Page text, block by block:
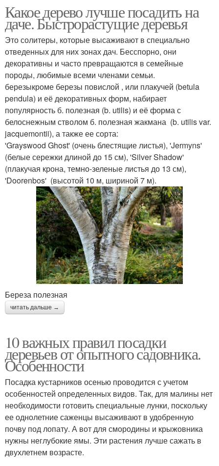
Какое дерево лучше посадить на
даче. Быстрорастущие деревья
Это солитеры, которые высаживают в специально
отведенных для них зонах дач. Бесспорно, они
декоративны и часто превращаются в семейные
породы, любимые всеми членами семьи.
березыкроме березы повислой , или плакучей (betula
pendula) и её декоративных форм, набирает
популярность б. полезная (b. utilis) и её форма с
белоснежным стволом б. полезная жакмана (b. utilis var.
jacquemontii), а также ее сорта:
'Grayswood Ghost' (очень блестящие листья), 'Jermyns'
(белые сережки длиной до 15 см), 'Silver Shadow'
(плакучая крона, темно-зеленые листья до 13 см),
'Doorenbos' (высотой 10 м, шириной 7 м).
Береза полезная
читать дальше →
10 важных правил посадки
деревьев от опытного садовника.
Особенности
Посадка кустарников осенью проводится с учетом
особенностей определенных видов. Так, для малины нет
необходимости готовить специальные лунки, поскольку
ее однолетние саженцы высаживают в удобренную
почву под лопату. А вот для смородины и крыжовника
нужны неглубокие ямы. Эти растения лучше сажать в
двухлетнем возрасте.